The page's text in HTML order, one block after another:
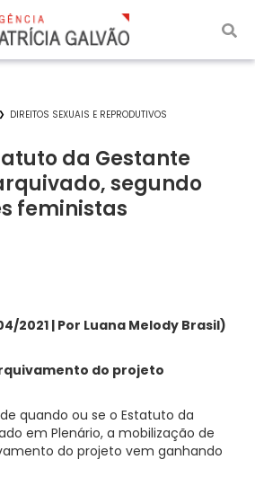
DIREITOS SEXUAIS E REPRODUTIVOS
da Gestante
segundo
feministas
2021 | Por Luana Melody Brasil)
do projeto
quando ou se o Estatuto da
em Plenário, a mobilização de
do projeto vem ganhando